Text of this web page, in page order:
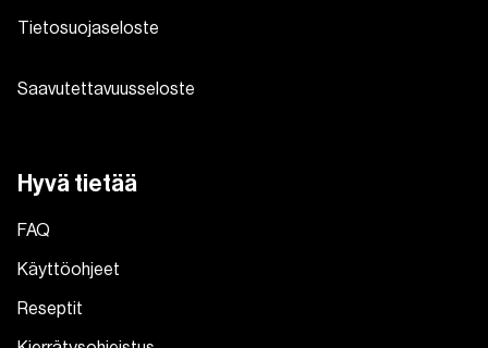
Tietosuojaseloste
Saavutettavuusseloste
Hyvä tietää
FAQ
Käyttöohjeet
Reseptit